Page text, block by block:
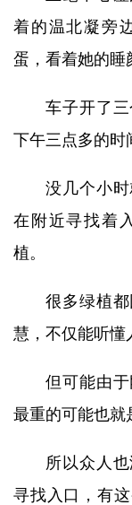
着的温北凝旁
蛋，看着她的睡
车子开了
下午三点多的时
没几个小
在附近寻找着
植。
很多绿植
慧，不仅能听懂
但可能由
最重的可能也就
所以众人
寻找入口，有